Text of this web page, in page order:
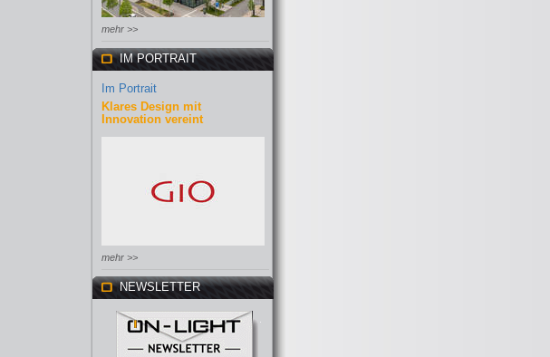
mehr >>
IM PORTRAIT
Im Portrait
Klares Design mit
Innovation vereint
mehr >>
NEWSLETTER